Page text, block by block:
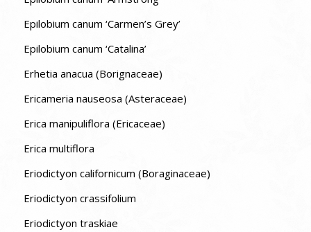
Epilobium canum ‘Carmen’s Grey’
Epilobium canum ‘Catalina’
Erhetia anacua (Borignaceae)
Ericameria nauseosa (Asteraceae)
Erica manipuliflora (Ericaceae)
Erica multiflora
Eriodictyon californicum (Boraginaceae)
Eriodictyon crassifolium
Eriodictyon traskiae